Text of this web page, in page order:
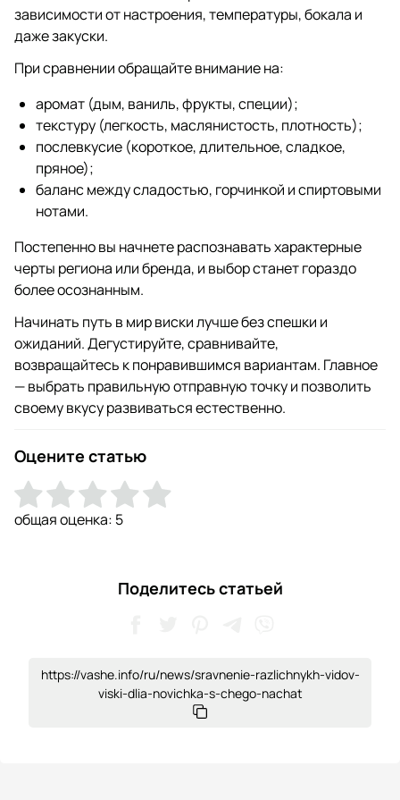
зависимости от настроения, температуры, бокала и
даже закуски.
При сравнении обращайте внимание на:
аромат (дым, ваниль, фрукты, специи);
текстуру (легкость, маслянистость, плотность);
послевкусие (короткое, длительное, сладкое,
пряное);
баланс между сладостью, горчинкой и спиртовыми
нотами.
Постепенно вы начнете распознавать характерные
черты региона или бренда, и выбор станет гораздо
более осознанным.
Начинать путь в мир виски лучше без спешки и
ожиданий. Дегустируйте, сравнивайте,
возвращайтесь к понравившимся вариантам. Главное
— выбрать правильную отправную точку и позволить
своему вкусу развиваться естественно.
Оцените статью
общая оценка: 5
Поделитесь статьей
https://vashe.info/ru/news/sravnenie-razlichnykh-vidov-
viski-dlia-novichka-s-chego-nachat